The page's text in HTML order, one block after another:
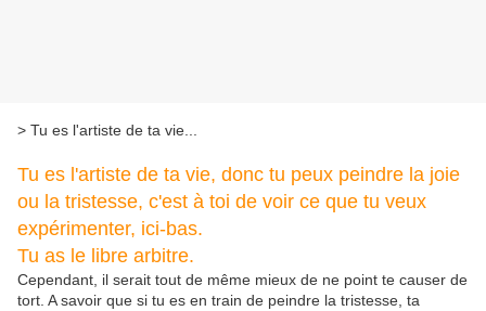
> Tu es l'artiste de ta vie...
Tu es l'artiste de ta vie, donc tu peux peindre la joie
ou la tristesse, c'est à toi de voir ce que tu veux
expérimenter, ici-bas.
Tu as le libre arbitre.
Cependant, il serait tout de même mieux de ne point te causer de
tort. A savoir que si tu es en train de peindre la tristesse, ta